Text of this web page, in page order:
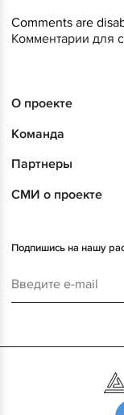
Comments are
Комментарии для
О проекте
Команда
Партнеры
СМИ о проекте
Подпишись на нашу